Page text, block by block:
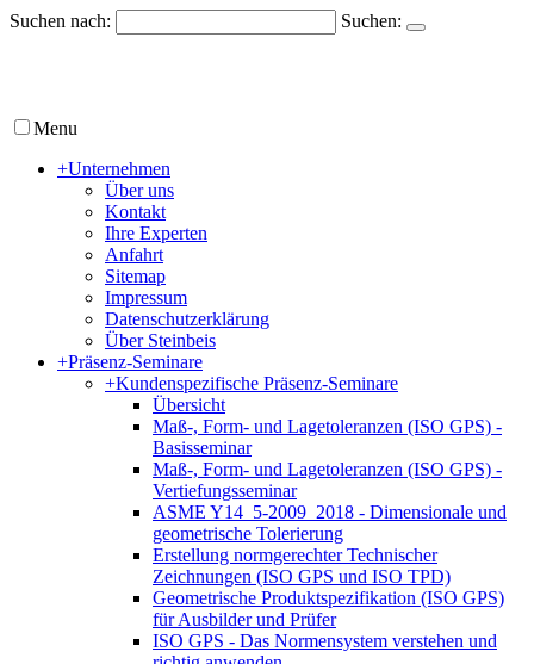
Suchen nach: Suchen:
Menu
+Unternehmen
Über uns
Kontakt
Ihre Experten
Anfahrt
Sitemap
Impressum
Datenschutzerklärung
Über Steinbeis
+Präsenz-Seminare
+Kundenspezifische Präsenz-Seminare
Übersicht
Maß-, Form- und Lagetoleranzen (ISO GPS) -
Basisseminar
Maß-, Form- und Lagetoleranzen (ISO GPS) -
Vertiefungsseminar
ASME Y14_5-2009_2018 - Dimensionale und
geometrische Tolerierung
Erstellung normgerechter Technischer
Zeichnungen (ISO GPS und ISO TPD)
Geometrische Produktspezifikation (ISO GPS)
für Ausbilder und Prüfer
ISO GPS - Das Normensystem verstehen und